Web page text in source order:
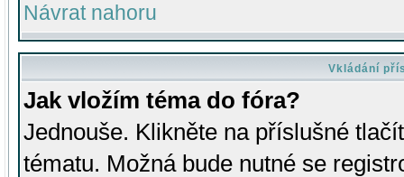
Návrat nahoru
Vkládání
Jak vložím téma do fóra?
Jednouše. Klikněte na příslušné
tématu. Možná bude nutné se